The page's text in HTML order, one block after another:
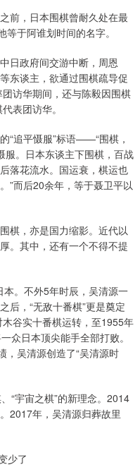
，日本围棋曾耐久处在最
于阿谁划时间的名字。
政府间交游中断，周恩
东谈主，欲通过围棋疏导促
访华期间，还与陈毅因围棋
表团访华。
追平慑服”标语——“围棋，
服。日本东谈主下围棋，百战
落花流水。国运衰，棋运也
”而后20余年，等于聂卫平以
，亦是国力缩影。近代以
。其中，还有一个不得不提
。不外5年时辰，吴清源一
后，“无敌十番棋”更是奠定
谷实十番棋运转，至1955年
众日本顶尖能手全部打败。
，吴清源创造了“吴清源时
宇宙之棋”的新理念。2014
2017年，吴清源归葬故里
少了